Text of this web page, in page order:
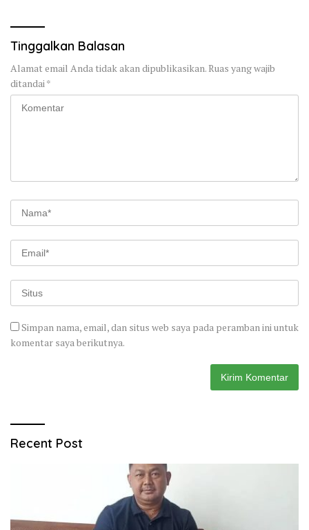
Tinggalkan Balasan
Alamat email Anda tidak akan dipublikasikan.Ruas yang wajib
ditandai*
Simpan nama, email, dan situs web saya pada peramban ini untuk
komentar saya berikutnya.
Recent Post